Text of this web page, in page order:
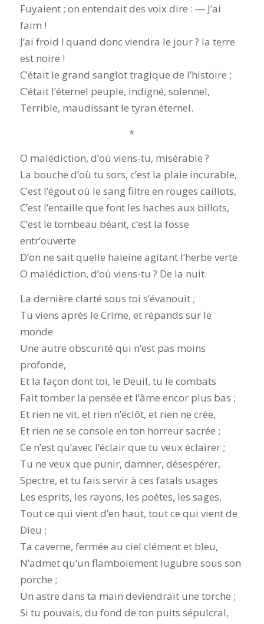
Fuyaient ; on entendait des voix dire : ― J’ai
faim !
J’ai froid ! quand donc viendra le jour ? la terre
est noire !
C’était le grand sanglot tragique de l’histoire ;
C’était l’éternel peuple, indigné, solennel,
Terrible, maudissant le tyran éternel.
*
O malédiction, d’où viens-tu, misérable ?
La bouche d’où tu sors, c’est la plaie incurable,
C’est l’égout où le sang filtre en rouges caillots,
C’est l’entaille que font les haches aux billots,
C’est le tombeau béant, c’est la fosse
entr’ouverte
D’on ne sait quelle haleine agitant l’herbe verte.
O malédiction, d’où viens-tu ? De la nuit.
La dernière clarté sous toi s’évanouit ;
Tu viens après le Crime, et répands sur le
monde
Une autre obscurité qui n’est pas moins
profonde,
Et la façon dont toi, le Deuil, tu le combats
Fait tomber la pensée et l’âme encor plus bas ;
Et rien ne vit, et rien n’éclôt, et rien ne crée,
Et rien ne se console en ton horreur sacrée ;
Ce n’est qu’avec l’éclair que tu veux éclairer ;
Tu ne veux que punir, damner, désespérer,
Spectre, et tu fais servir à ces fatals usages
Les esprits, les rayons, les poètes, les sages,
Tout ce qui vient d’en haut, tout ce qui vient de
Dieu ;
Ta caverne, fermée au ciel clément et bleu,
N’admet qu’un flamboiement lugubre sous son
porche ;
Un astre dans ta main deviendrait une torche ;
Si tu pouvais, du fond de ton puits sépulcral,